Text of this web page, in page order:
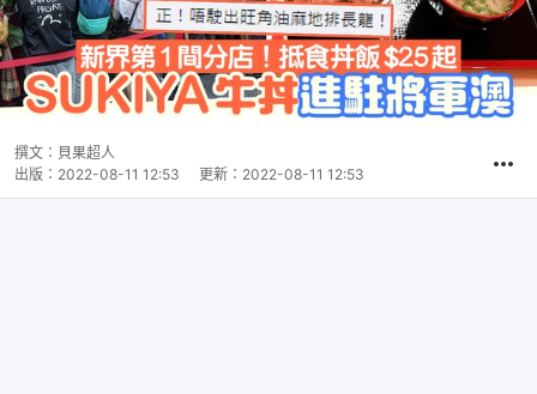
撰文： 貝果超人
出版： 2022-08-11 12:53 更新： 2022-08-11 12:53